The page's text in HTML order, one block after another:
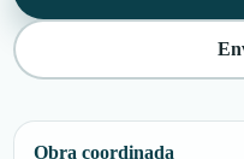
Obra coordinada